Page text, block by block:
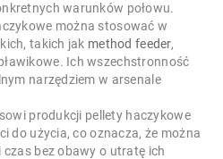
warunków połowu.
można stosować w
takich jak method feeder,
Ich wszechstronność
narzędziem w arsenale
produkcji pellety haczykowe
do użycia, co oznacza, że można
czas bez obawy o utratę ich